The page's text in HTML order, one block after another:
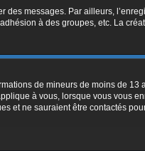
des messages. Par ailleurs,
à des groupes, etc. La
de mineurs de moins de 13
à vous, lorsque vous vous
ne sauraient être contactés